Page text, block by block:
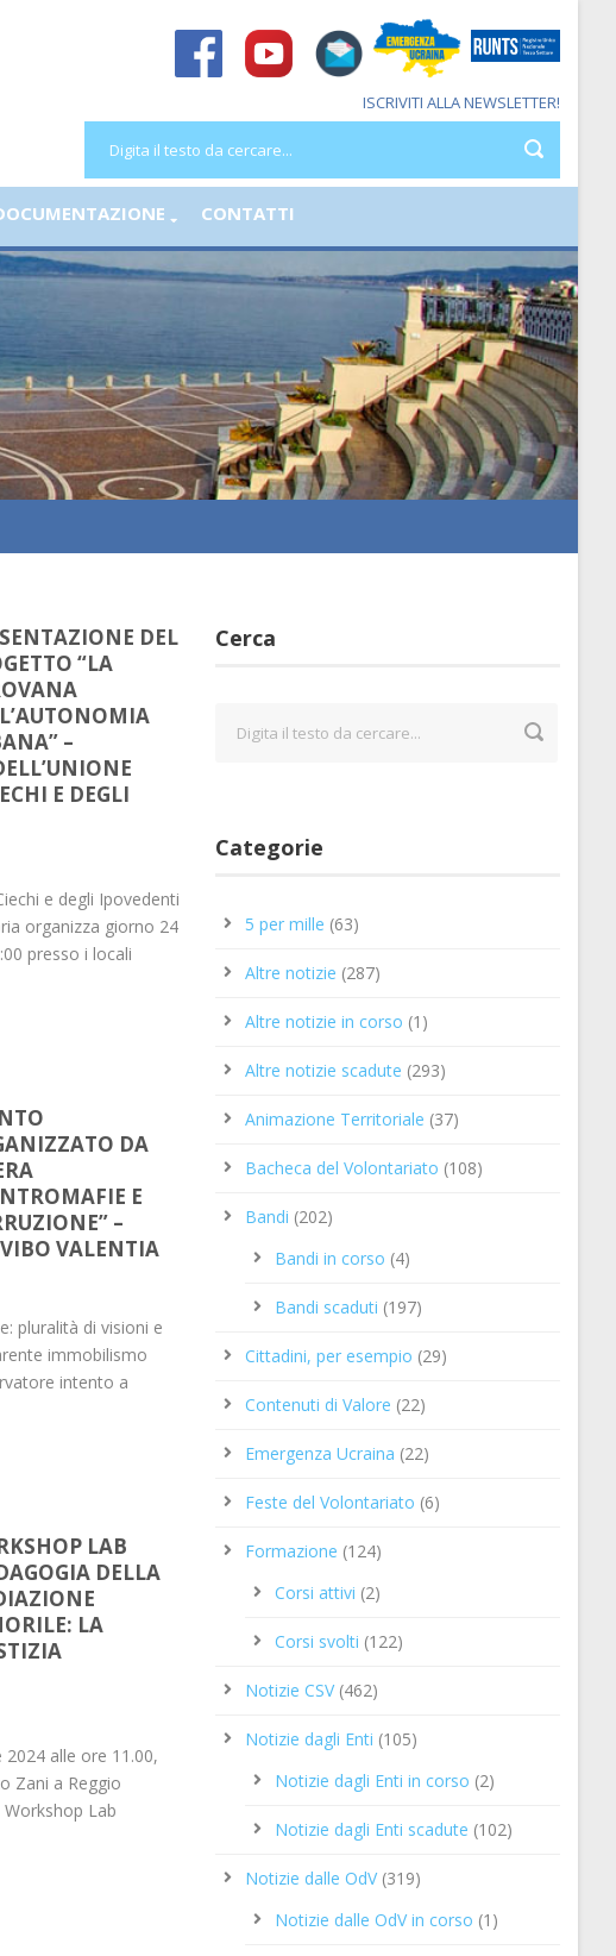
ISCRIVITI ALLA NEWSLETTER!
CONTATTI
DEL
“LA
–
E DEGLI
e degli Ipovedenti
organizza giorno 24
presso i locali
DA
E
–
VALENTIA
pluralità di visioni e
immobilismo
intento a
LAB
DELLA
LA
alle ore 11.00,
Zani a Reggio
Workshop Lab
Cerca
Categorie
5 per mille (63)
Altre notizie (287)
Altre notizie in corso (1)
Altre notizie scadute (293)
Animazione Territoriale (37)
Bacheca del Volontariato (108)
Bandi (202)
Bandi in corso (4)
Bandi scaduti (197)
Cittadini, per esempio (29)
Contenuti di Valore (22)
Emergenza Ucraina (22)
Feste del Volontariato (6)
Formazione (124)
Corsi attivi (2)
Corsi svolti (122)
Notizie CSV(462)
Notizie dagli Enti (105)
Notizie dagli Enti in corso (2)
Notizie dagli Enti scadute (102)
Notizie dalle OdV(319)
Notizie dalle OdV in corso (1)